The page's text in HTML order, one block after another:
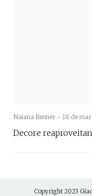
Naiana Benner - 18 de
Decore
Copyright 2023